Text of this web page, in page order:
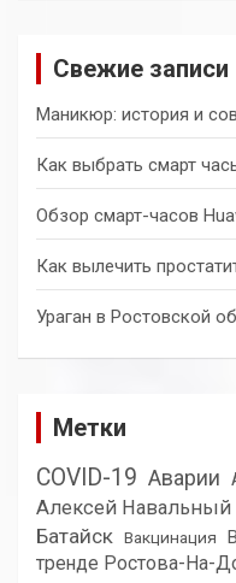
Свежие записи
Маникюр: история и
Как выбрать смарт
Обзор смарт-часов
Как вылечить
Ураган в Ростовской
Метки
COVID-19 Аварии
Алексей Навальный
Батайск Вакцинация
тренде Ростова-На-